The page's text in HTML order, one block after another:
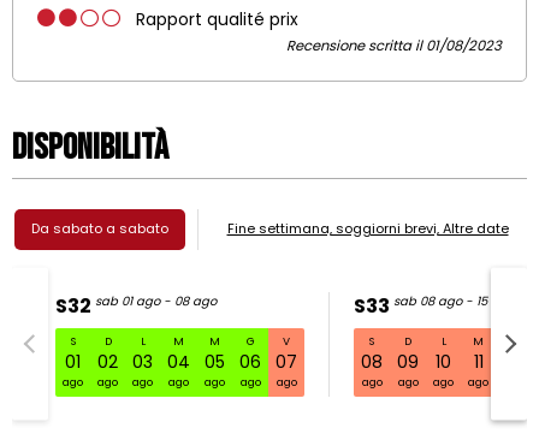
Rapport qualité prix
Recensione scritta il 01/08/2023
Disponibilità
Da sabato a sabato Fine settimana, soggiorni brevi, Altre date
S32 sab 01 ago - 08 ago
S
01
ago
D
02
ago
L
03
ago
M
04
ago
M
05
ago
G
06
ago
V
07
ago
S33 sab 08 ago - 15 ago
S
08
ago
D
09
ago
L
10
ago
M
11
ago
M
12
S32 sab 01 ago - 08 ago